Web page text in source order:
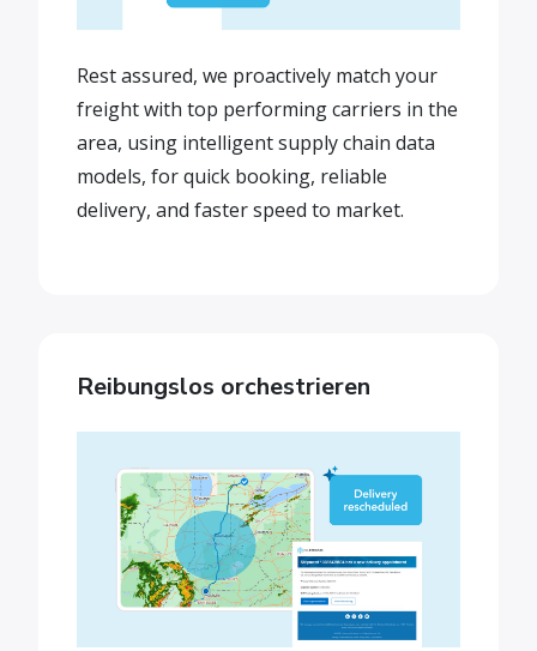
Rest assured, we proactively match your
freight with top performing carriers in the
area, using intelligent supply chain data
models, for quick booking, reliable
delivery, and faster speed to market.
Reibungslos orchestrieren